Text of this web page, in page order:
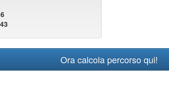
Ora calcola percorso qui!